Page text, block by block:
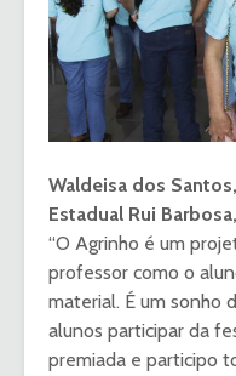
Waldeisa dos
Estadual Rui
“O Agrinho é um
professor como o
material. É um sonho
alunos participar da
premiada e participo